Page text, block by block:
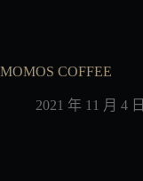
MOMOS COFFEE
2021 年 11 月 4 日